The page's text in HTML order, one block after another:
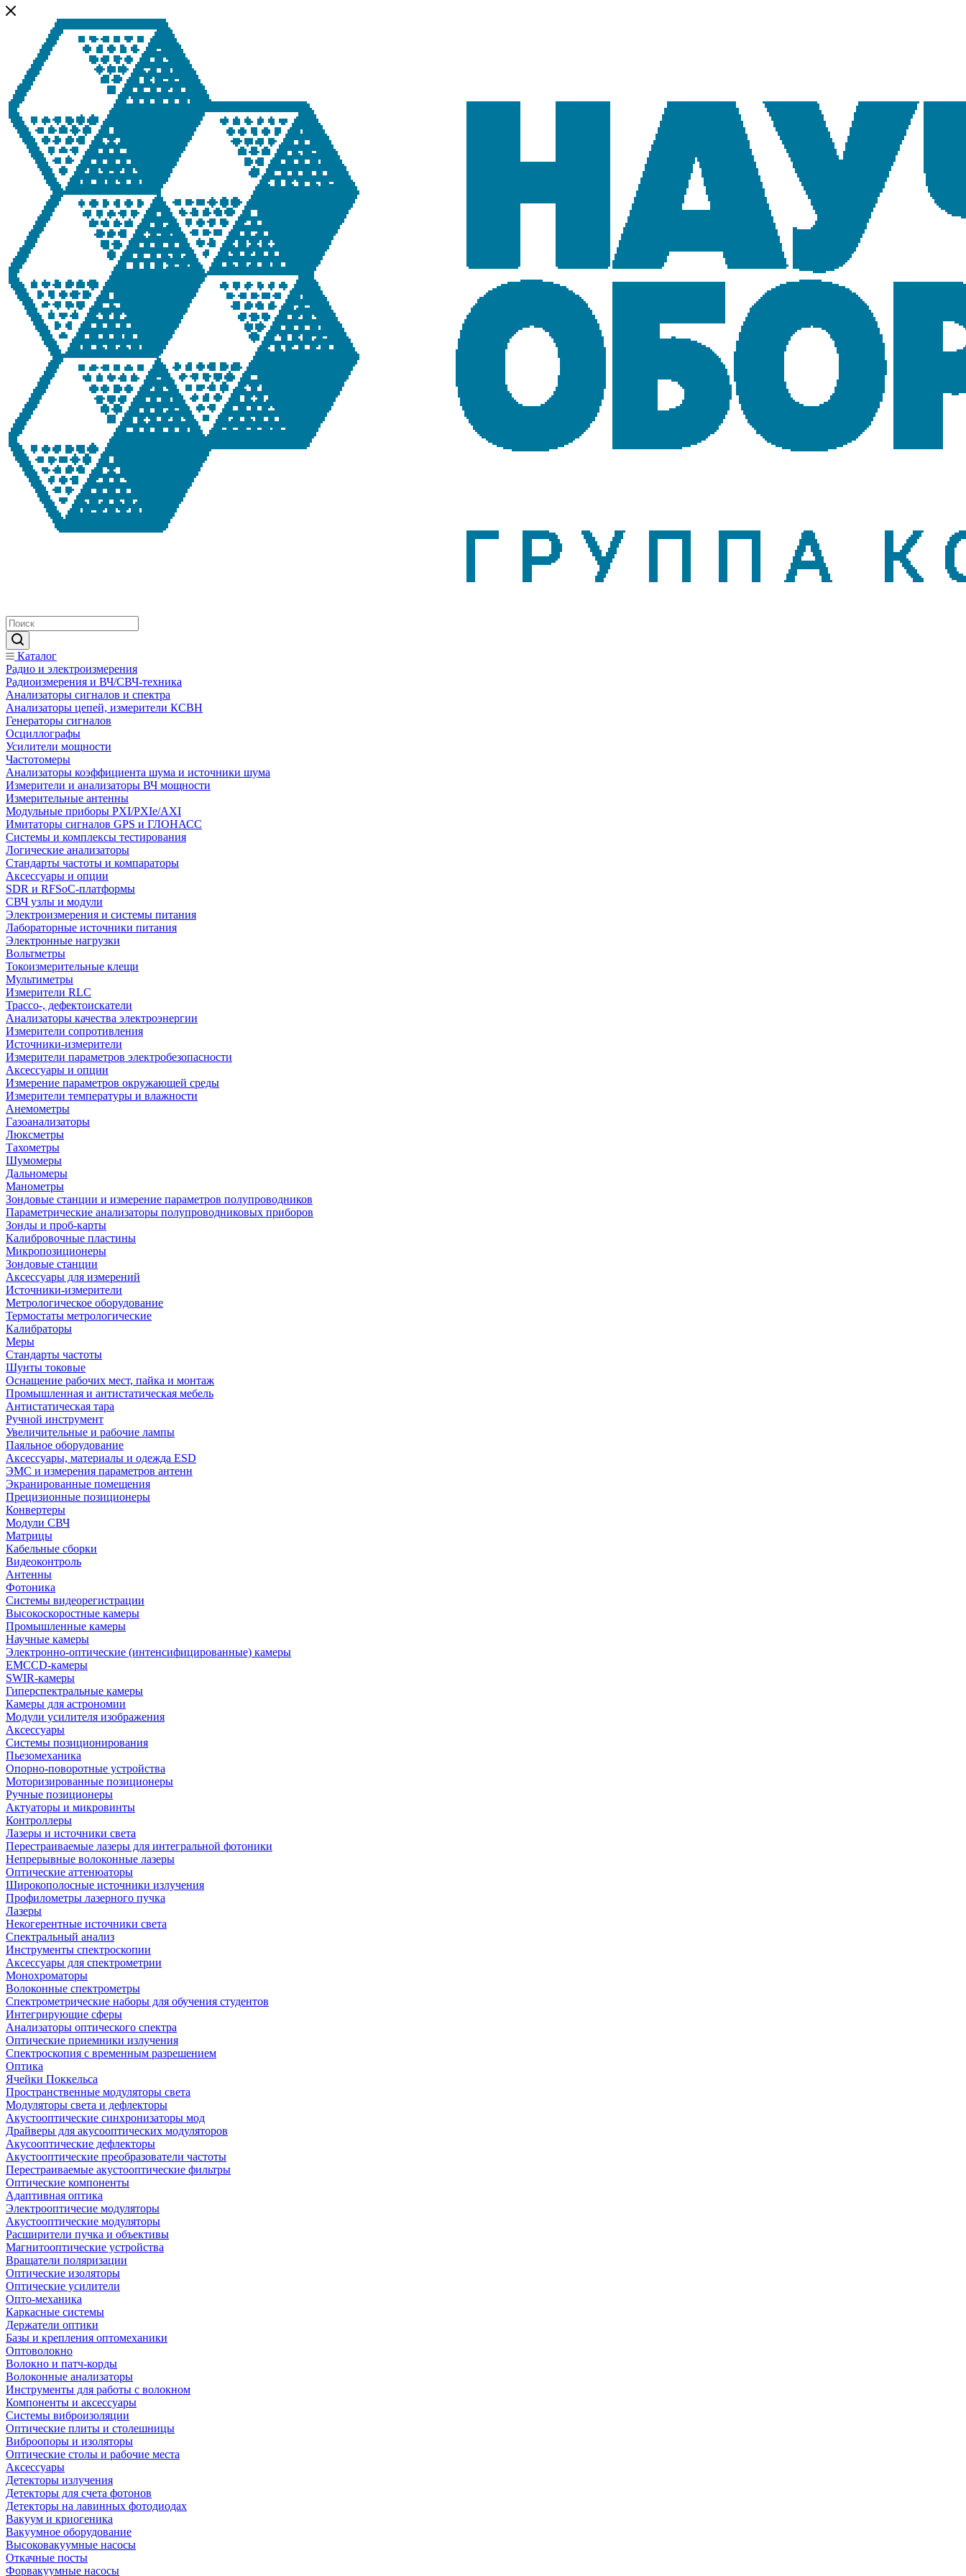
Каталог
Радио и электроизмерения
Радиоизмерения и ВЧ/СВЧ-техника
Анализаторы сигналов и спектра
Анализаторы цепей, измерители КСВН
Генераторы сигналов
Осциллографы
Усилители мощности
Частотомеры
Анализаторы коэффициента шума и источники шума
Измерители и анализаторы ВЧ мощности
Измерительные антенны
Модульные приборы PXI/PXIe/AXI
Имитаторы сигналов GPS и ГЛОНАСС
Системы и комплексы тестирования
Логические анализаторы
Стандарты частоты и компараторы
Аксессуары и опции
SDR и RFSoC‑платформы
СВЧ узлы и модули
Электроизмерения и системы питания
Лабораторные источники питания
Электронные нагрузки
Вольтметры
Токоизмерительные клещи
Мультиметры
Измерители RLC
Трассо-, дефектоискатели
Анализаторы качества электроэнергии
Измерители сопротивления
Источники-измерители
Измерители параметров электробезопасности
Аксессуары и опции
Измерение параметров окружающей среды
Измерители температуры и влажности
Анемометры
Газоанализаторы
Люксметры
Тахометры
Шумомеры
Дальномеры
Манометры
Зондовые станции и измерение параметров полупроводников
Параметрические анализаторы полупроводниковых приборов
Зонды и проб-карты
Калибровочные пластины
Микропозиционеры
Зондовые станции
Аксессуары для измерений
Источники-измерители
Метрологическое оборудование
Термостаты метрологические
Калибраторы
Меры
Стандарты частоты
Шунты токовые
Оснащение рабочих мест, пайка и монтаж
Промышленная и антистатическая мебель
Антистатическая тара
Ручной инструмент
Увеличительные и рабочие лампы
Паяльное оборудование
Аксессуары, материалы и одежда ESD
ЭМС и измерения параметров антенн
Экранированные помещения
Прецизионные позиционеры
Конвертеры
Модули СВЧ
Матрицы
Кабельные сборки
Видеоконтроль
Антенны
Фотоника
Cистемы видеорегистрации
Высокоскоростные камеры
Промышленные камеры
Научные камеры
Электронно-оптические (интенсифицированные) камеры
EMCCD-камеры
SWIR-камеры
Гиперспектральные камеры
Камеры для астрономии
Модули усилителя изображения
Аксессуары
Системы позиционирования
Пьезомеханика
Опорно-поворотные устройства
Моторизированные позиционеры
Ручные позиционеры
Актуаторы и микровинты
Контроллеры
Лазеры и источники света
Перестраиваемые лазеры для интегральной фотоники
Непрерывные волоконные лазеры
Оптические аттенюаторы
Широкополосные источники излучения
Профилометры лазерного пучка
Лазеры
Некогерентные источники света
Спектральный анализ
Инструменты спектроскопии
Аксессуары для спектрометрии
Монохроматоры
Волоконные спектрометры
Спектрометрические наборы для обучения студентов
Интегрирующие сферы
Анализаторы оптического спектра
Оптические приемники излучения
Спектроскопия с временным разрешением
Оптика
Ячейки Поккельса
Пространственные модуляторы света
Модуляторы света и дефлекторы
Акустооптические синхронизаторы мод
Драйверы для акусооптических модуляторов
Акусооптические дефлекторы
Акустооптические преобразователи частоты
Перестраиваемые акустооптические фильтры
Оптические компоненты
Адаптивная оптика
Электрооптичесие модуляторы
Акустооптические модуляторы
Расширители пучка и объективы
Магнитооптические устройства
Вращатели поляризации
Оптические изоляторы
Оптические усилители
Опто-механика
Каркасные системы
Держатели оптики
Базы и крепления оптомеханики
Оптоволокно
Волокно и патч-корды
Волоконные анализаторы
Инструменты для работы с волокном
Компоненты и аксессуары
Системы виброизоляции
Оптические плиты и столешницы
Виброопоры и изоляторы
Оптические столы и рабочие места
Аксессуары
Детекторы излучения
Детекторы для счета фотонов
Детекторы на лавинных фотодиодах
Вакуум и криогеника
Вакуумное оборудование
Высоковакуумные насосы
Откачные посты
Форвакуумные насосы